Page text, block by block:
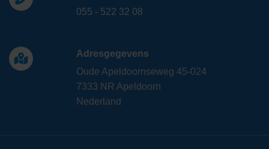
055 - 522 32 08
Adresgegevens
Oude Apeldoornseweg 45-024
7333 NR Apeldoorn
Nederland